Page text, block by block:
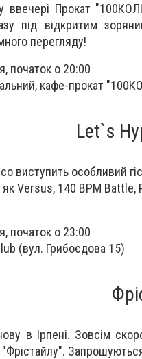
Прокат
під відкритим
перегляду!
початок о 20:00
кафе-прокат
Let`s
виступить особливий
як Versus, 140 BPM
початок о 23:00
(вул. Грибоєдова 15)
в Ірпені. Зовсім
"Фрістайлу".